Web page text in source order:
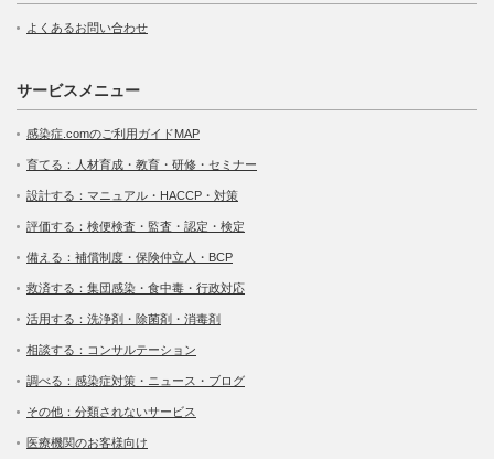
よくあるお問い合わせ
サービスメニュー
感染症.comのご利用ガイドMAP
育てる：人材育成・教育・研修・セミナー
設計する：マニュアル・HACCP・対策
評価する：検便検査・監査・認定・検定
備える：補償制度・保険仲立人・BCP
救済する：集団感染・食中毒・行政対応
活用する：洗浄剤・除菌剤・消毒剤
相談する：コンサルテーション
調べる：感染症対策・ニュース・ブログ
その他：分類されないサービス
医療機関のお客様向け